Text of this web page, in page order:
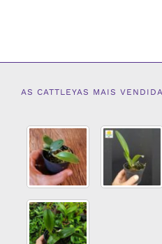
AS CATTLEYAS MAIS